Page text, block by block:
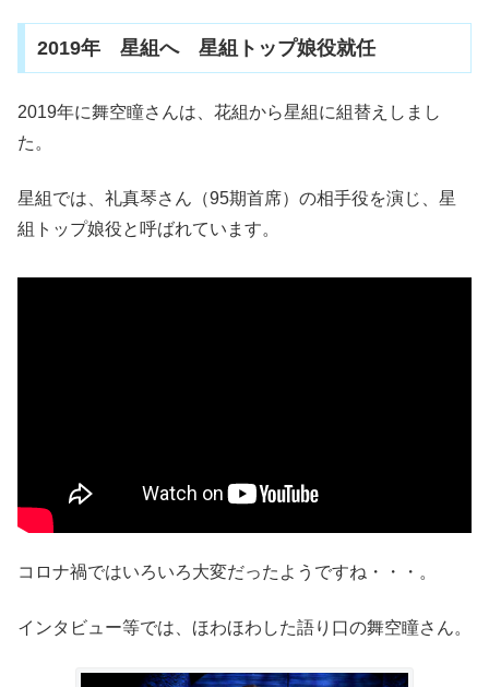
2019年 星組へ 星組トップ娘役就任
2019年に舞空瞳さんは、花組から星組に組替えしまし
た。
星組では、礼真琴さん（95期首席）の相手役を演じ、星
組トップ娘役と呼ばれています。
コロナ禍ではいろいろ大変だったようですね・・・。
インタビュー等では、ほわほわした語り口の舞空瞳さん。